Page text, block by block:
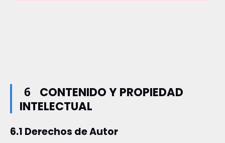
6
CONTENIDO Y PROPIEDAD
INTELECTUAL
6.1 Derechos de Autor